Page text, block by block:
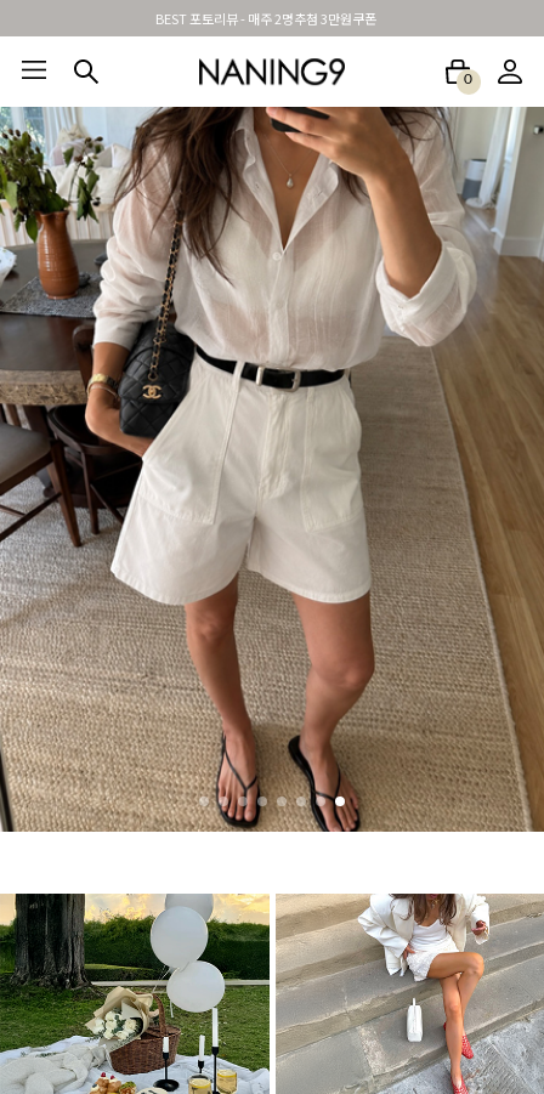
신규가입시 무료배송 + 2천원할인쿠폰
0
BEST100🤍 NEW5% 베스트재진행 썸머여행룩 아울렛 하객&모임룩